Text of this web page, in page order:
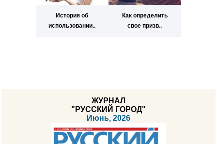
История об
использовании..
Как определить
свое призв..
ЖУРНАЛ
"РУССКИЙ ГОРОД"
Июнь, 2026